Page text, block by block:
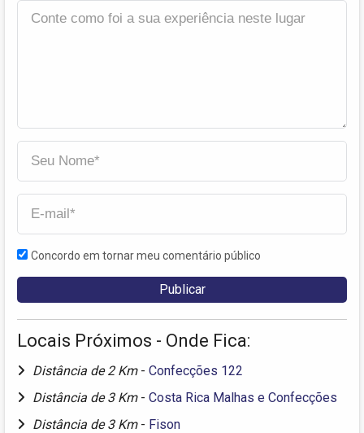
Concordo em tornar meu comentário público
Locais Próximos - Onde Fica:
Distância de 2 Km - Confecções 122
Distância de 3 Km - Costa Rica Malhas e Confecções
Distância de 3 Km - Fison